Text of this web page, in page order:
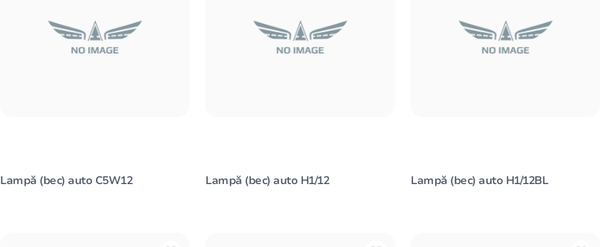
Lampă (bec) auto C5W12 Lampă (bec) auto H1/12 Lampă (bec) auto H1/12BL